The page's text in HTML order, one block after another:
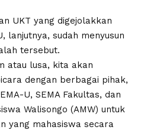
UKT yang digejolakkan
lanjutnya, sudah menyusun
tersebut.
atau lusa, kita akan
dengan berbagai pihak,
U, SEMA Fakultas, dan
Walisongo (AMW) untuk
yang mahasiswa secara